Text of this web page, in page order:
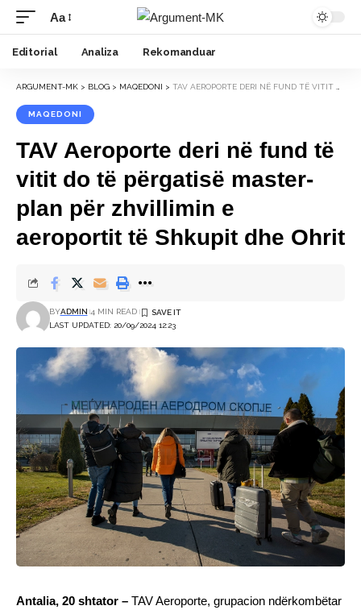
Font
Resizer
Aa
Editorial Analiza Rekomanduar
ARGUMENT-MK > BLOG > MAQEDONI > TAV AEROPORTE DERI NË FUND TË VITIT DO TË PËRGATISË MASTER-PLAN PËR ZHVILLIMIN E AEROPORTIT TË SHKUPIT DHE OHRIT
MAQEDONI
TAV Aeroporte deri në fund të
vitit do të përgatisë master-
plan për zhvillimin e
aeroportit të Shkupit dhe Ohrit
LAST UPDATED: 20/09/2024 12:23
BYADMIN 4 MIN READ
Antalia, 20 shtator – TAV Aeroporte, grupacion ndërkombëtar